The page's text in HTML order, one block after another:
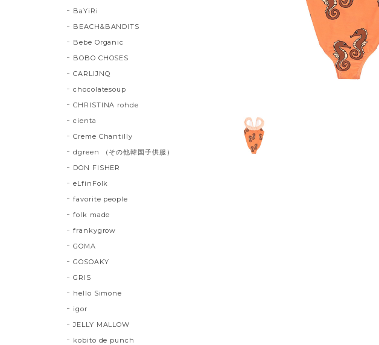
BaYiRi
BEACH&BANDITS
Bebe Organic
BOBO CHOSES
CARLIJNQ
chocolatesoup
CHRISTINA rohde
cienta
Creme Chantilly
dgreen （その他韓国子供服）
DON FISHER
eLfinFolk
favorite people
folk made
frankygrow
GOMA
GOSOAKY
GRIS
hello Simone
igor
JELLY MALLOW
kobito de punch